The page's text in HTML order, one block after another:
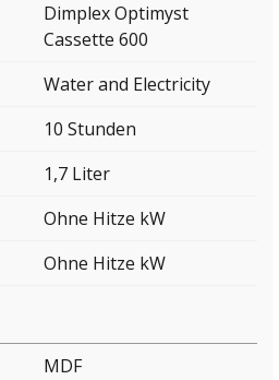
Dimplex Optimyst
Cassette 600
Water and Electricity
10 Stunden
1,7 Liter
Ohne Hitze kW
Ohne Hitze kW
MDF